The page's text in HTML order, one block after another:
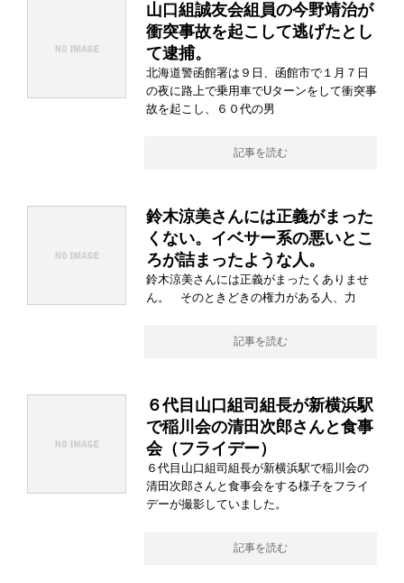
山口組誠友会組員の今野靖治が
衝突事故を起こして逃げたとし
て逮捕。
北海道警函館署は９日、函館市で１月７日
の夜に路上で乗用車でUターンをして衝突事
故を起こし、６０代の男
記事を読む
鈴木涼美さんには正義がまった
くない。イベサー系の悪いとこ
ろが詰まったような人。
鈴木涼美さんには正義がまったくありませ
ん。 そのときどきの権力がある人、力
記事を読む
６代目山口組司組長が新横浜駅
で稲川会の清田次郎さんと食事
会（フライデー）
６代目山口組司組長が新横浜駅で稲川会の
清田次郎さんと食事会をする様子をフライ
デーが撮影していました。
記事を読む